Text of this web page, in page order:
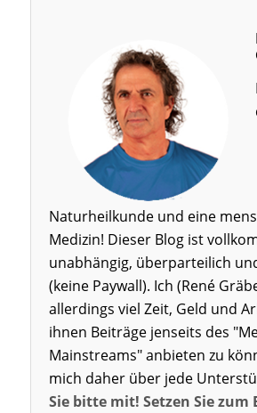
Naturheilkunde und eine
Medizin! Dieser Blog ist
unabhängig, überparteilich
(keine Paywall). Ich (René
allerdings viel Zeit, Geld und
ihnen Beiträge jenseits des
Mainstreams" anbieten zu
mich daher über jede
Sie bitte mit! Setzen Sie zum